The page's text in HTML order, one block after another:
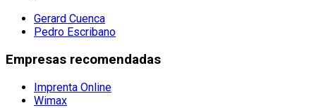
Gerard Cuenca
Pedro Escribano
Empresas recomendadas
Imprenta Online
Wimax